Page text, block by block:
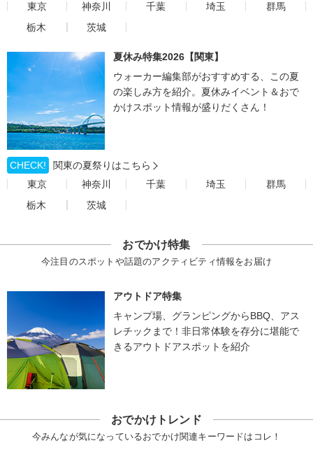
東京
神奈川 千葉 埼玉
群馬
栃木
茨城
夏休み特集2026【関東】
ウォーカー編集部がおすすめする、この夏
の楽しみ方を紹介。夏休みイベント＆おで
かけスポット情報が盛りだくさん！
CHECK!
関東の夏祭りはこちら
東京
神奈川 千葉 埼玉
群馬
栃木
茨城
おでかけ特集
今注目のスポットや話題のアクティビティ情報をお届け
アウトドア特集
キャンプ場、グランピングからBBQ、アス
レチックまで！非日常体験を存分に堪能で
きるアウトドアスポットを紹介
おでかけトレンド
今みんなが気になっているおでかけ関連キーワードはコレ！